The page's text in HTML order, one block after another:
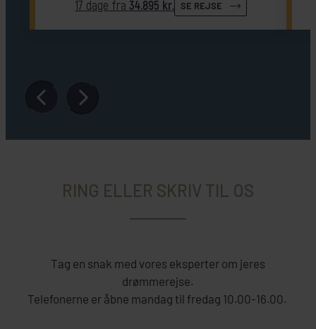
17 dage fra34.895 kr. SE REJSE
RING ELLER SKRIV TIL OS
Tag en snak med vores eksperter om jeres
drømmerejse.
Telefonerne er åbne mandag til fredag 10.00-16.00.